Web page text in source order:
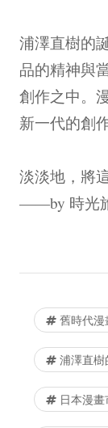
浦澤直樹的
品的精神與
創作之中。
新一代的創
淡淡地，將
——by 時光
舊時代漫
浦澤直樹
日本漫畫